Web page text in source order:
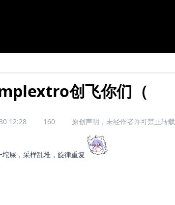
创飞你们（
12:28 160 原创声明，未经作者许可禁止转载
屎，采样乱堆，旋律重复